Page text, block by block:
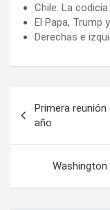
Chile: La
El Papa, Trump
Derechas e
de
entradas
Primera
año
Washington